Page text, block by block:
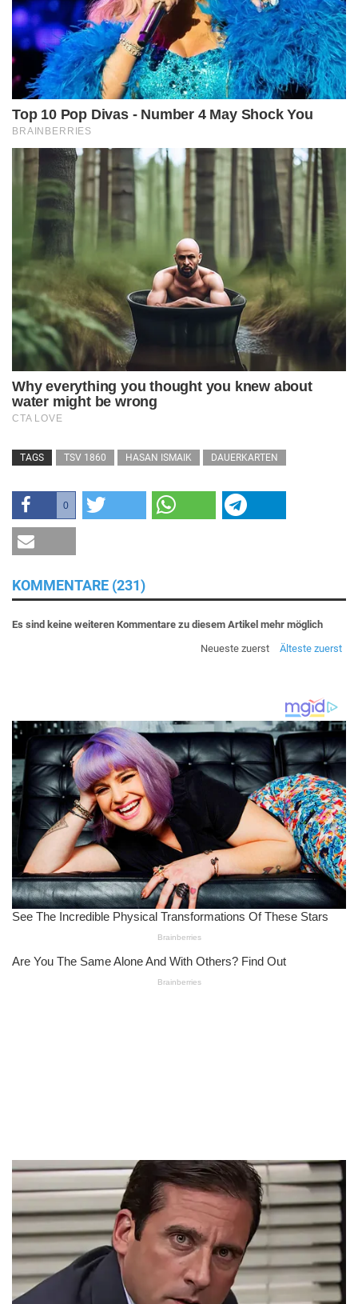
TAGS TSV 1860 HASAN ISMAIK DAUERKARTEN
0
KOMMENTARE (231)
Es sind keine weiteren Kommentare zu diesem Artikel mehr möglich
Neueste zuerst
Älteste zuerst